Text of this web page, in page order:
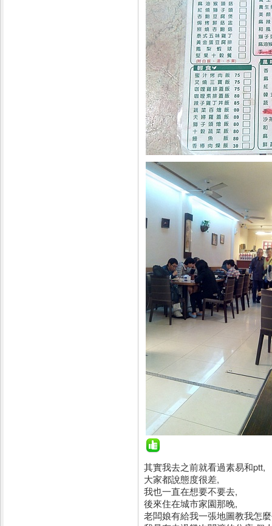
其實我去之前就看過素易和ptt,
大家都說態度很差,
我也一直在想要不要去,
後來住在城市家園那晚,
老闆娘有給我一張地圖教我怎